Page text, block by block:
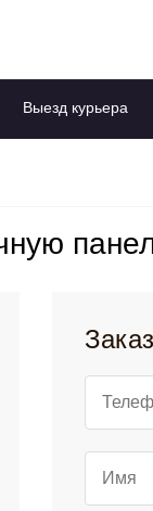
Выезд курьера